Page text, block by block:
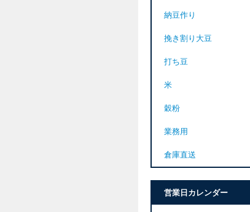
納豆作り
挽き割り大豆
打ち豆
米
穀粉
業務用
倉庫直送
営業日カレンダー